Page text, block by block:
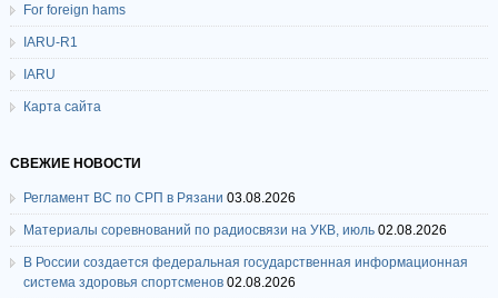
For foreign hams
IARU-R1
IARU
Карта сайта
СВЕЖИЕ НОВОСТИ
Регламент ВС по СРП в Рязани 03.08.2026
Материалы соревнований по радиосвязи на УКВ, июль 02.08.2026
В России создается федеральная государственная информационная
система здоровья спортсменов 02.08.2026